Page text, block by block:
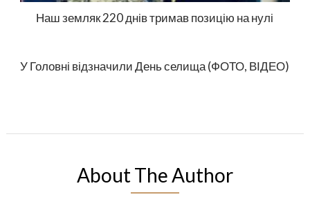
Наш земляк 220 днів тримав позицію на нулі
У Головні відзначили День селища (ФОТО, ВІДЕО)
About The Author